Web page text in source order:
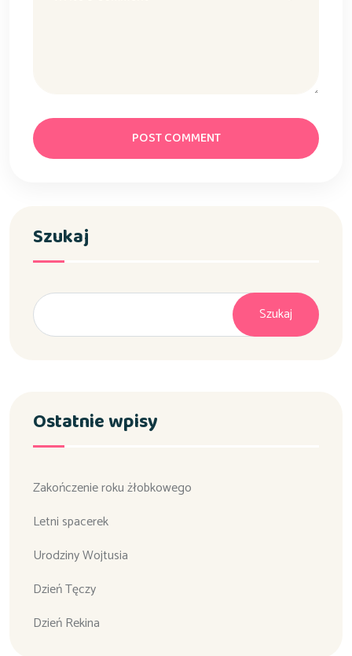
POST COMMENT
Szukaj
Szukaj
Ostatnie wpisy
Zakończenie roku żłobkowego
Letni spacerek
Urodziny Wojtusia
Dzień Tęczy
Dzień Rekina